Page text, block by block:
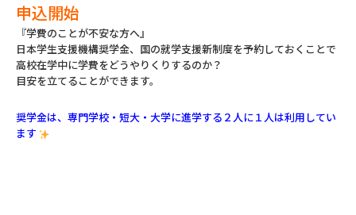
申込開始
『学費のことが不安な方へ』
日本学生支援機構奨学金、国の就学支援新制度を予約しておくことで
高校在学中に学費をどうやりくりするのか？
目安を立てることができます。
奨学金は、専門学校・短大・大学に進学する２人に１人は利用してい
ます